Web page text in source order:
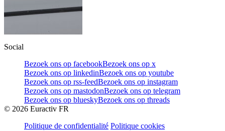
Social
Bezoek ons op facebookBezoek ons op x
Bezoek ons op linkedinBezoek ons op youtube
Bezoek ons op rss-feedBezoek ons op instagram
Bezoek ons op mastodonBezoek ons op telegram
Bezoek ons op blueskyBezoek ons op threads
© 2026 Euractiv FR
Politique de confidentialité Politique cookies